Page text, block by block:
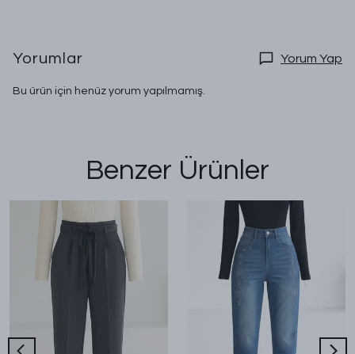
Yorumlar Yorum Yap
Bu ürün için henüz yorum yapılmamış.
Benzer Ürünler